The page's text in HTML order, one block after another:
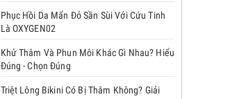
Phục Hồi Da Mẩn Đỏ Sần Sùi Với Cứu Tinh
Là OXYGEN02
Khử Thâm Và Phun Môi Khác Gì Nhau? Hiểu
Đúng - Chọn Đúng
Triệt Lông Bikini Có Bị Thâm Không? Giải